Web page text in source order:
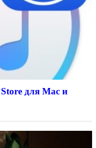
для Mac и